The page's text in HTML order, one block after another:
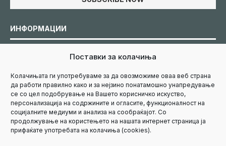
Поставки за колачиња
Колачињата ги употребуваме за да овозможиме оваа веб страна
да работи правилно како и за нејзино понатамошно унапредување
се со цел подобрување на Вашето корисничко искуство,
персонализација на содржините и огласите, функционалност на
социјалните медиуми и анализа на сообраќајот. Со
продолжување на користењето на нашата интернет страница ја
прифаќате употребата на колачиња (cookies).
ИНФОРМАЦИИ
Политика за приватност
Маркетинг